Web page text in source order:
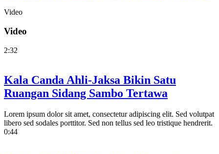
Video
Video
2:32
Kala Canda Ahli-Jaksa Bikin Satu
Ruangan Sidang Sambo Tertawa
Lorem ipsum dolor sit amet, consectetur adipiscing elit. Sed volutpat
libero sed sodales porttitor. Sed non tellus sed leo tristique hendrerit.
0:44